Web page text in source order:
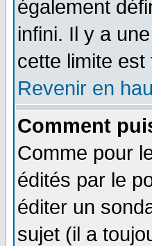
également
infini. Il y a
cette limite
Revenir en
Comment
Comme pour
édités par le
éditer un
sujet (il a